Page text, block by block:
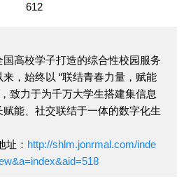
612
高校学子打造的综合性校园服务
，始终以 “联结青春力量，赋能
致力于为千万大学生搭建集信息
能、社交联结于一体的数字化生
址： http://shlm.jonrmal.com/inde